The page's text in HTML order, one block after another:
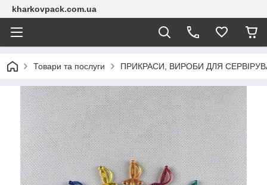
kharkovpack.com.ua
Товари та послуги ПРИКРАСИ, ВИРОБИ ДЛЯ